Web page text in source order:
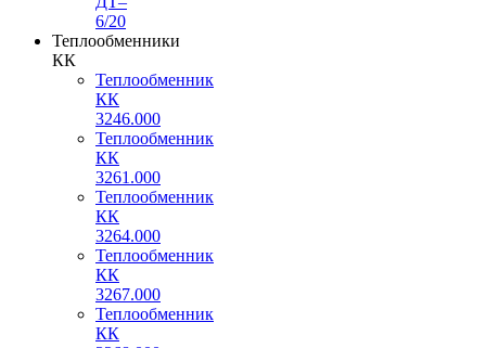
6/20
Теплообменники
КК
Теплообменник
КК
3246.000
Теплообменник
КК
3261.000
Теплообменник
КК
3264.000
Теплообменник
КК
3267.000
Теплообменник
КК